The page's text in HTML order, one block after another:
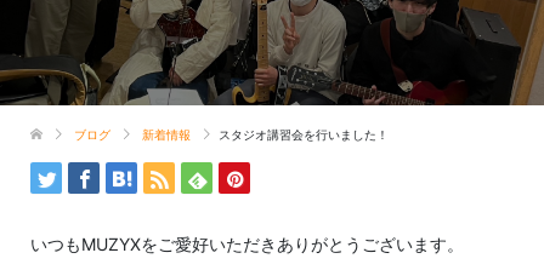
ブログ 新着情報 スタジオ講習会を行いました！
いつもMUZYXをご愛好いただきありがとうございます。